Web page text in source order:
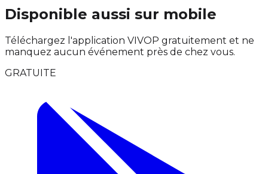
Disponible aussi sur mobile
Téléchargez l'application VIVOP gratuitement et ne
manquez aucun événement près de chez vous.
GRATUITE